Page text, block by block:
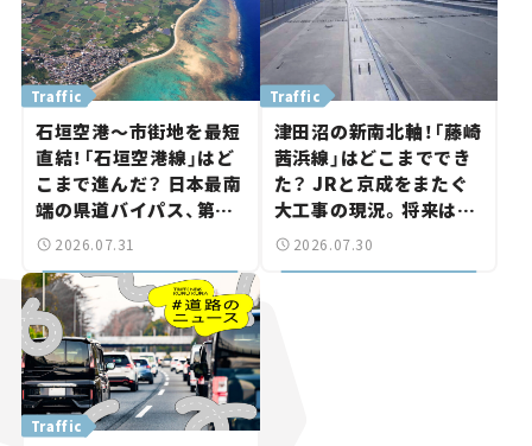
Traffic
石垣空港～市街地を最短
直結！「石垣空港線」はど
こまで進んだ？ 日本最南
端の県道バイパス、第2
工区も延伸開通 【いま気
2026.07.31
Traffic
津田沼の新南北軸！「藤崎
茜浜線」はどこまででき
た？ JRと京成をまたぐ
大工事の現況。将来は
「習志野～鎌ケ谷」を最短
2026.07.30
Traffic